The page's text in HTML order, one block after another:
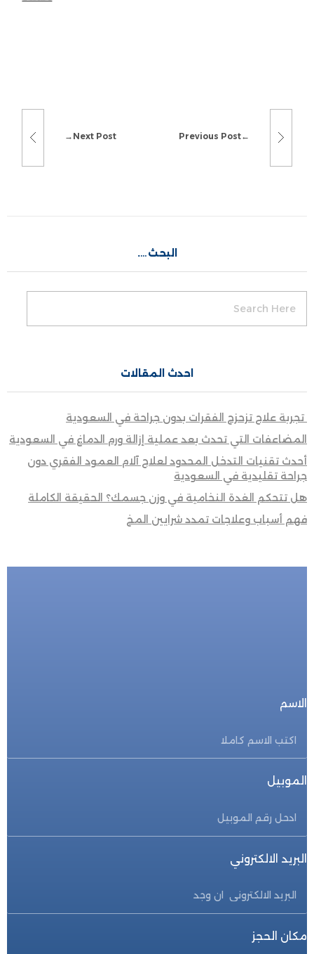
Previous Post
Next Post
البحث….
احدث المقالات
تجربة علاج تزحزح الفقرات بدون جراحة في السعودية
المضاعفات التي تحدث بعد عملية إزالة ورم الدماغ في السعودية
أحدث تقنيات التدخل المحدود لعلاج آلام العمود الفقري دون
جراحة تقليدية في السعودية
هل تتحكم الغدة النخامية في وزن جسمك؟ الحقيقة الكاملة
فهم أسباب وعلاجات تمدد شرايين المخ
الاسم
الموبيل
البريد الالكتروني
مكان الحجز